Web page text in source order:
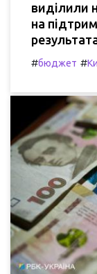
виділили
на
#бюджет #